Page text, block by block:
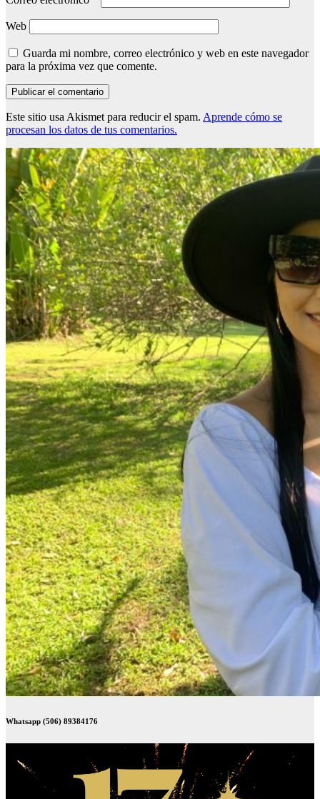
Web
Guarda mi nombre, correo electrónico y web en este navegador
para la próxima vez que comente.
Este sitio usa Akismet para reducir el spam. Aprende cómo se
procesan los datos de tus comentarios.
Whatsapp (506) 89384176